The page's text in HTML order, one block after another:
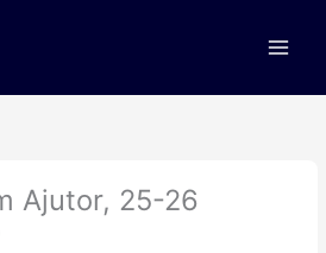
Ajutor, 25-26